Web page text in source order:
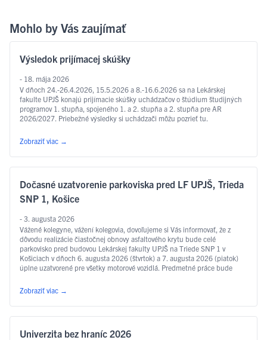
Mohlo by Vás zaujímať
Výsledok prijímacej skúšky
- 18. mája 2026
V dňoch 24.-26.4.2026, 15.5.2026 a 8.-16.6.2026 sa na Lekárskej
fakulte UPJŠ konajú prijímacie skúšky uchádzačov o štúdium študijných
programov 1. stupňa, spojeného 1. a 2. stupňa a 2. stupňa pre AR
2026/2027. Priebežné výsledky si uchádzači môžu pozrieť tu.
Zobraziť viac →
Dočasné uzatvorenie parkoviska pred LF UPJŠ, Trieda
SNP 1, Košice
- 3. augusta 2026
Vážené kolegyne, vážení kolegovia, dovoľujeme si Vás informovať, že z
dôvodu realizácie čiastočnej obnovy asfaltového krytu bude celé
parkovisko pred budovou Lekárskej fakulty UPJŠ na Triede SNP 1 v
Košiciach v dňoch 6. augusta 2026 (štvrtok) a 7. augusta 2026 (piatok)
úplne uzatvorené pre všetky motorové vozidlá. Predmetné práce bude
Zobraziť viac
→
Univerzita bez hraníc 2026